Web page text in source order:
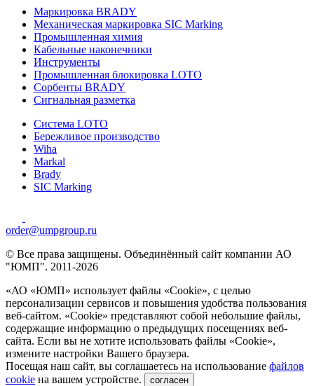
Маркировка BRADY
Механическая маркировка SIC Marking
Промышленная химия
Кабельные наконечники
Инструменты
Промышленная блокировка LOTO
Сорбенты BRADY
Сигнальная разметка
Система LOTO
Бережливое производство
Wiha
Markal
Brady
SIC Marking
order@umpgroup.ru
© Все права защищены. Объединённый сайт компании АО
"ЮМП". 2011-2026
«АО «ЮМП» использует файлы «Сookie», с целью
персонализации сервисов и повышения удобства пользования
веб-сайтом. «Cookie» представляют собой небольшие файлы,
содержащие информацию о предыдущих посещениях веб-
сайта. Если вы не хотите использовать файлы «Сookie»,
измените настройки Вашего браузера.
Посещая наш сайт, вы соглашаетесь на использование файлов
cookie на вашем устройстве. согласен